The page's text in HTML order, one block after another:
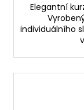
Elegantní
individuálního